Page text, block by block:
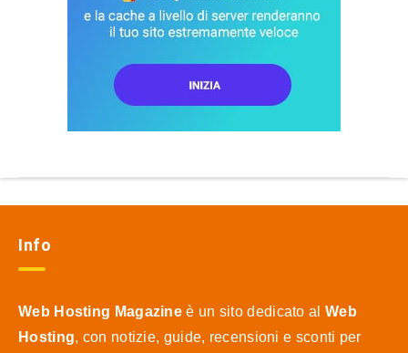
Info
Web Hosting Magazine è un sito dedicato al Web
Hosting, con notizie, guide, recensioni e sconti per